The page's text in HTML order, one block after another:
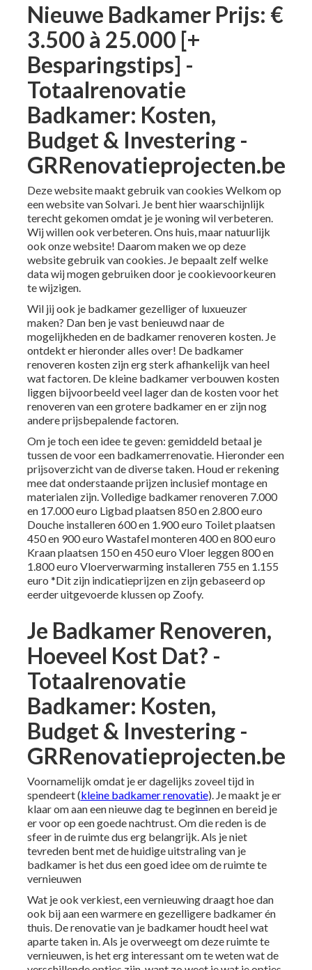
Nieuwe Badkamer Prijs: €
3.500 à 25.000 [+
Besparingstips] -
Totaalrenovatie
Badkamer: Kosten,
Budget & Investering -
GRRenovatieprojecten.be
Deze website maakt gebruik van cookies Welkom op
een website van Solvari. Je bent hier waarschijnlijk
terecht gekomen omdat je je woning wil verbeteren.
Wij willen ook verbeteren. Ons huis, maar natuurlijk
ook onze website! Daarom maken we op deze
website gebruik van cookies. Je bepaalt zelf welke
data wij mogen gebruiken door je cookievoorkeuren
te wijzigen.
Wil jij ook je badkamer gezelliger of luxueuzer
maken? Dan ben je vast benieuwd naar de
mogelijkheden en de badkamer renoveren kosten. Je
ontdekt er hieronder alles over! De badkamer
renoveren kosten zijn erg sterk afhankelijk van heel
wat factoren. De kleine badkamer verbouwen kosten
liggen bijvoorbeeld veel lager dan de kosten voor het
renoveren van een grotere badkamer en er zijn nog
andere prijsbepalende factoren.
Om je toch een idee te geven: gemiddeld betaal je
tussen de voor een badkamerrenovatie. Hieronder een
prijsoverzicht van de diverse taken. Houd er rekening
mee dat onderstaande prijzen inclusief montage en
materialen zijn. Volledige badkamer renoveren 7.000
en 17.000 euro Ligbad plaatsen 850 en 2.800 euro
Douche installeren 600 en 1.900 euro Toilet plaatsen
450 en 900 euro Wastafel monteren 400 en 800 euro
Kraan plaatsen 150 en 450 euro Vloer leggen 800 en
1.800 euro Vloerverwarming installeren 755 en 1.155
euro *Dit zijn indicatieprijzen en zijn gebaseerd op
eerder uitgevoerde klussen op Zoofy.
Je Badkamer Renoveren,
Hoeveel Kost Dat? -
Totaalrenovatie
Badkamer: Kosten,
Budget & Investering -
GRRenovatieprojecten.be
Voornamelijk omdat je er dagelijks zoveel tijd in
spendeert (kleine badkamer renovatie). Je maakt je er
klaar om aan een nieuwe dag te beginnen en bereid je
er voor op een goede nachtrust. Om die reden is de
sfeer in de ruimte dus erg belangrijk. Als je niet
tevreden bent met de huidige uitstraling van je
badkamer is het dus een goed idee om de ruimte te
vernieuwen
Wat je ook verkiest, een vernieuwing draagt hoe dan
ook bij aan een warmere en gezelligere badkamer én
thuis. De renovatie van je badkamer houdt heel wat
aparte taken in. Als je overweegt om deze ruimte te
vernieuwen, is het erg interessant om te weten wat de